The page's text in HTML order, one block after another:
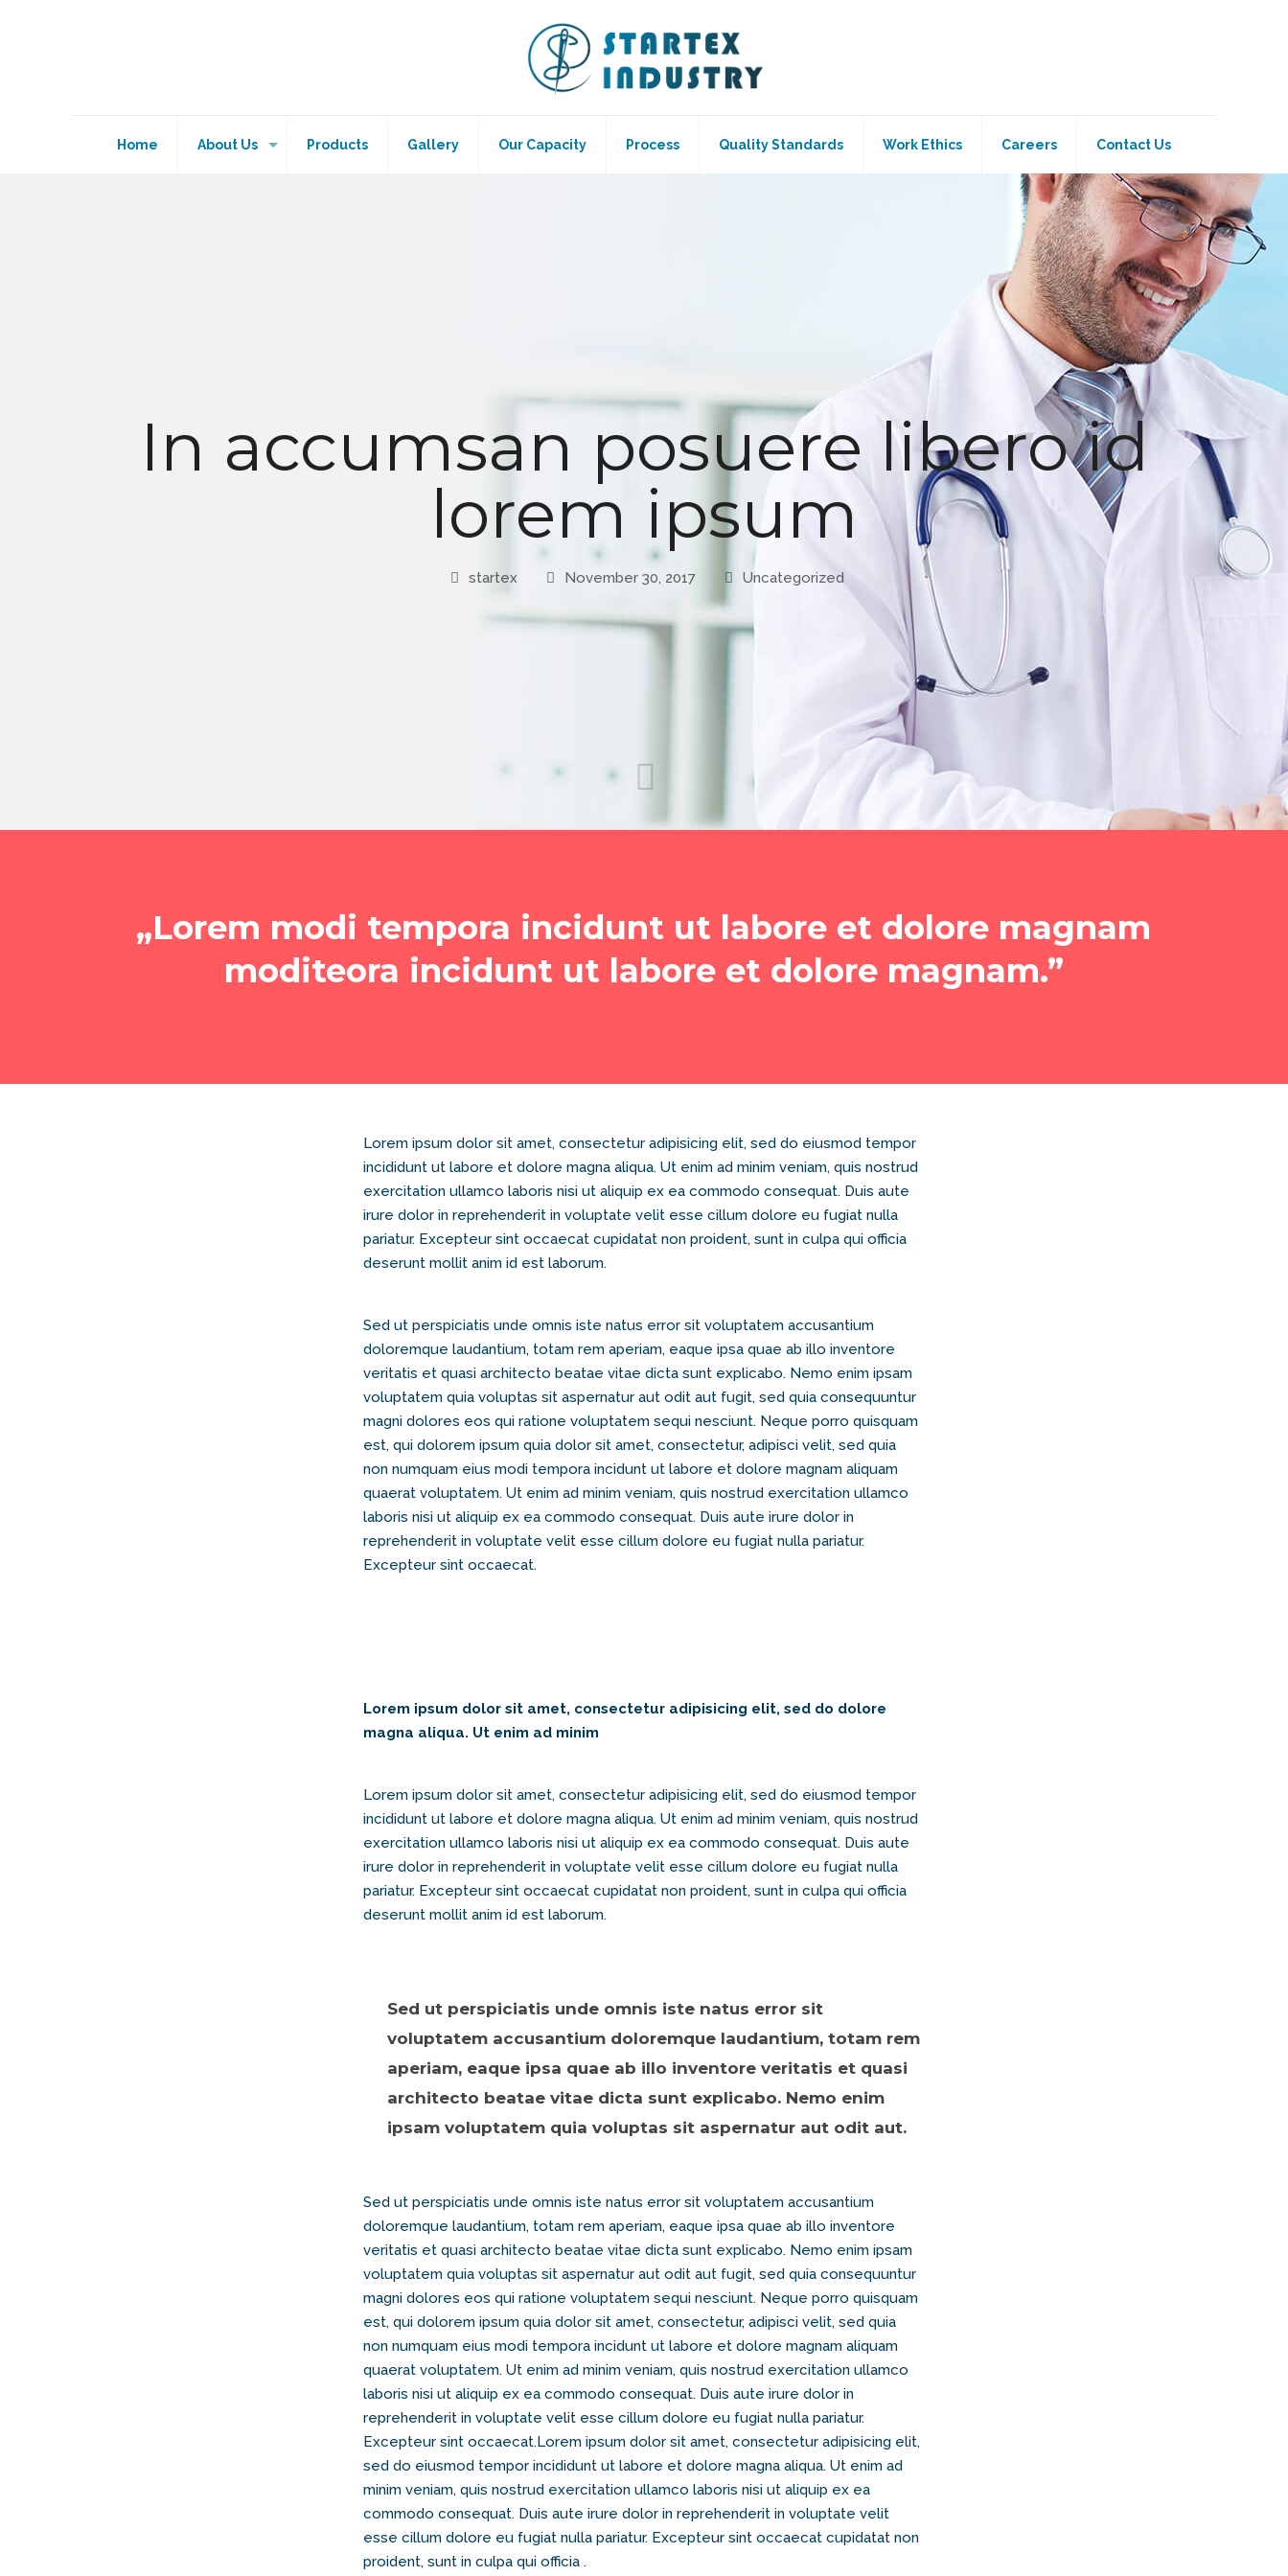
Home About Us Products Gallery Our Capacity Process Quality Standards Work Ethics Careers Contact Us
In accumsan posuere libero id
lorem ipsum
startex November 30, 2017 Uncategorized
„Lorem modi tempora incidunt ut labore et dolore magnam
moditeora incidunt ut labore et dolore magnam.”
Lorem ipsum dolor sit amet, consectetur adipisicing elit, sed do eiusmod tempor
incididunt ut labore et dolore magna aliqua. Ut enim ad minim veniam, quis nostrud
exercitation ullamco laboris nisi ut aliquip ex ea commodo consequat. Duis aute
irure dolor in reprehenderit in voluptate velit esse cillum dolore eu fugiat nulla
pariatur. Excepteur sint occaecat cupidatat non proident, sunt in culpa qui officia
deserunt mollit anim id est laborum.
Sed ut perspiciatis unde omnis iste natus error sit voluptatem accusantium
doloremque laudantium, totam rem aperiam, eaque ipsa quae ab illo inventore
veritatis et quasi architecto beatae vitae dicta sunt explicabo. Nemo enim ipsam
voluptatem quia voluptas sit aspernatur aut odit aut fugit, sed quia consequuntur
magni dolores eos qui ratione voluptatem sequi nesciunt. Neque porro quisquam
est, qui dolorem ipsum quia dolor sit amet, consectetur, adipisci velit, sed quia
non numquam eius modi tempora incidunt ut labore et dolore magnam aliquam
quaerat voluptatem. Ut enim ad minim veniam, quis nostrud exercitation ullamco
laboris nisi ut aliquip ex ea commodo consequat. Duis aute irure dolor in
reprehenderit in voluptate velit esse cillum dolore eu fugiat nulla pariatur.
Excepteur sint occaecat.
Lorem ipsum dolor sit amet, consectetur adipisicing elit, sed do dolore
magna aliqua. Ut enim ad minim
Lorem ipsum dolor sit amet, consectetur adipisicing elit, sed do eiusmod tempor
incididunt ut labore et dolore magna aliqua. Ut enim ad minim veniam, quis nostrud
exercitation ullamco laboris nisi ut aliquip ex ea commodo consequat. Duis aute
irure dolor in reprehenderit in voluptate velit esse cillum dolore eu fugiat nulla
pariatur. Excepteur sint occaecat cupidatat non proident, sunt in culpa qui officia
deserunt mollit anim id est laborum.
Sed ut perspiciatis unde omnis iste natus error sit
voluptatem accusantium doloremque laudantium, totam rem
aperiam, eaque ipsa quae ab illo inventore veritatis et quasi
architecto beatae vitae dicta sunt explicabo. Nemo enim
ipsam voluptatem quia voluptas sit aspernatur aut odit aut.
Sed ut perspiciatis unde omnis iste natus error sit voluptatem accusantium
doloremque laudantium, totam rem aperiam, eaque ipsa quae ab illo inventore
veritatis et quasi architecto beatae vitae dicta sunt explicabo. Nemo enim ipsam
voluptatem quia voluptas sit aspernatur aut odit aut fugit, sed quia consequuntur
magni dolores eos qui ratione voluptatem sequi nesciunt. Neque porro quisquam
est, qui dolorem ipsum quia dolor sit amet, consectetur, adipisci velit, sed quia
non numquam eius modi tempora incidunt ut labore et dolore magnam aliquam
quaerat voluptatem. Ut enim ad minim veniam, quis nostrud exercitation ullamco
laboris nisi ut aliquip ex ea commodo consequat. Duis aute irure dolor in
reprehenderit in voluptate velit esse cillum dolore eu fugiat nulla pariatur.
Excepteur sint occaecat.Lorem ipsum dolor sit amet, consectetur adipisicing elit,
sed do eiusmod tempor incididunt ut labore et dolore magna aliqua. Ut enim ad
minim veniam, quis nostrud exercitation ullamco laboris nisi ut aliquip ex ea
commodo consequat. Duis aute irure dolor in reprehenderit in voluptate velit
esse cillum dolore eu fugiat nulla pariatur. Excepteur sint occaecat cupidatat non
proident, sunt in culpa qui officia .